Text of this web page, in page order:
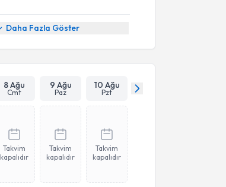
Daha Fazla Göster
8 Ağu
Cmt
9 Ağu
Paz
10 Ağu
Pzt
Takvim
kapalıdır
Takvim
kapalıdır
Takvim
kapalıdır